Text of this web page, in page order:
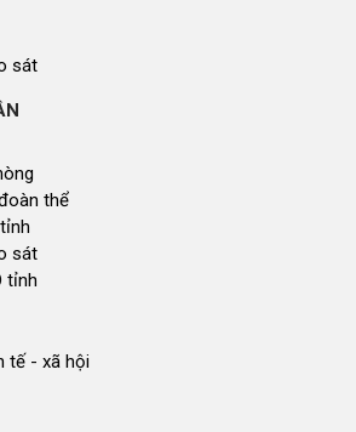
sát
thể
sát
tỉnh
tế - xã hội